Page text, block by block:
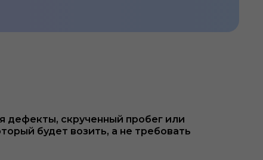
дефекты, скрученный пробег или
будет возить, а не требовать